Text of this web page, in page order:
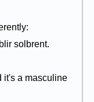
solbrent.
it's a masculine